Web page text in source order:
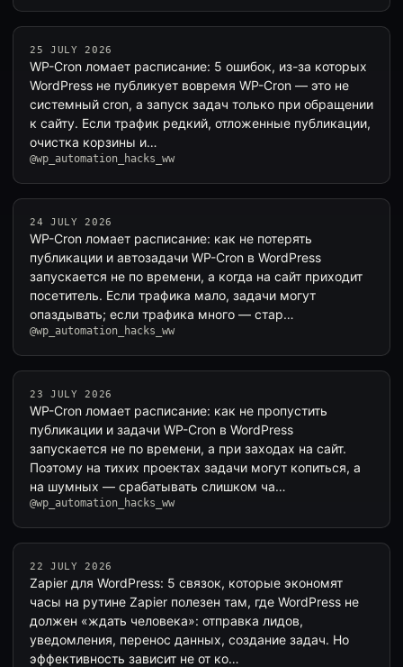
25 JULY 2026
WP-Cron ломает расписание: 5 ошибок, из-за которых
WordPress не публикует вовремя WP-Cron — это не
системный cron, а запуск задач только при обращении
к сайту. Если трафик редкий, отложенные публикации,
очистка корзины и…
@wp_automation_hacks_ww
24 JULY 2026
WP-Cron ломает расписание: как не потерять
публикации и автозадачи WP-Cron в WordPress
запускается не по времени, а когда на сайт приходит
посетитель. Если трафика мало, задачи могут
опаздывать; если трафика много — стар…
@wp_automation_hacks_ww
23 JULY 2026
WP-Cron ломает расписание: как не пропустить
публикации и задачи WP-Cron в WordPress
запускается не по времени, а при заходах на сайт.
Поэтому на тихих проектах задачи могут копиться, а
на шумных — срабатывать слишком ча…
@wp_automation_hacks_ww
22 JULY 2026
Zapier для WordPress: 5 связок, которые экономят
часы на рутине Zapier полезен там, где WordPress не
должен «ждать человека»: отправка лидов,
уведомления, перенос данных, создание задач. Но
эффективность зависит не от ко…